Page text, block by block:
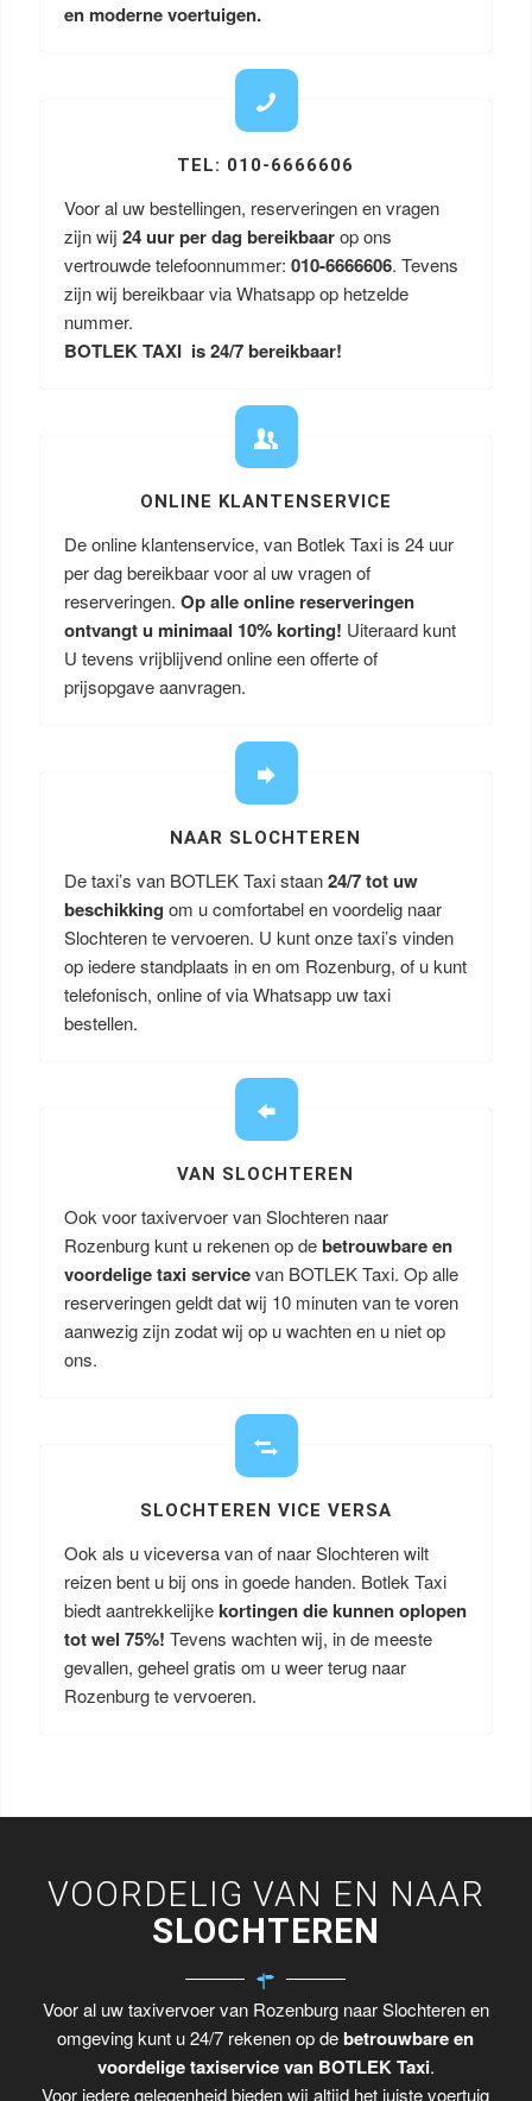
en moderne voertuigen.
TEL: 010-6666606
Voor al uw bestellingen, reserveringen en vragen
zijn wij 24 uur per dag bereikbaarop ons
vertrouwde telefoonnummer: 010-6666606. Tevens
zijn wij bereikbaar via Whatsapp op hetzelde
nummer.
BOTLEK TAXI is 24/7 bereikbaar!
ONLINE KLANTENSERVICE
De online klantenservice, van Botlek Taxi is 24 uur
per dag bereikbaar voor al uw vragen of
reserveringen. Op alle online reserveringen
ontvangt u minimaal 10% korting! Uiteraard kunt
U tevens vrijblijvend online een offerte of
prijsopgave aanvragen.
NAAR SLOCHTEREN
De taxi’s van BOTLEK Taxi staan24/7 tot uw
beschikking om u comfortabel en voordelig naar
Slochteren te vervoeren. U kunt onze taxi’s vinden
op iedere standplaats in en om Rozenburg, of u kunt
telefonisch, online of via Whatsapp uw taxi
bestellen.
VAN SLOCHTEREN
Ook voor taxivervoer van Slochteren naar
Rozenburg kunt u rekenen op debetrouwbare en
voordelige taxi servicevan BOTLEK Taxi. Op alle
reserveringen geldt dat wij 10 minuten van te voren
aanwezig zijn zodat wij op u wachten en u niet op
ons.
SLOCHTEREN VICE VERSA
Ook als u viceversa van of naar Slochteren wilt
reizen bent u bij ons in goede handen. Botlek Taxi
biedt aantrekkelijkekortingen die kunnen oplopen
tot wel 75%! Tevens wachten wij, in de meeste
gevallen, geheel gratis om u weer terug naar
Rozenburg te vervoeren.
VOORDELIG VAN EN NAAR
SLOCHTEREN
Voor al uw taxivervoer van Rozenburg naar Slochteren en
omgeving kunt u 24/7 rekenen op debetrouwbare en
voordelige taxiservice van BOTLEK Taxi.
Voor iedere gelegenheid bieden wij altijd het juiste voertuig